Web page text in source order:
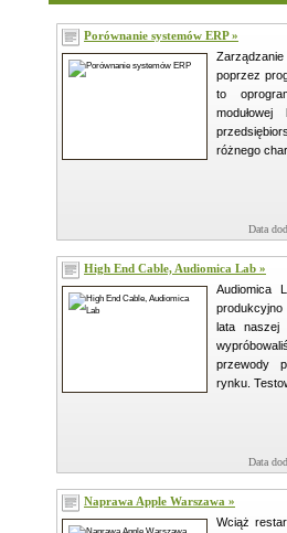
Porównanie systemów ERP »
poprzez
to
różnego
Data
High End Cable, Audiomica Lab »
Audiomica
lata naszej
przewody
rynku.
Data
Naprawa Apple Warszawa »
Wciąż